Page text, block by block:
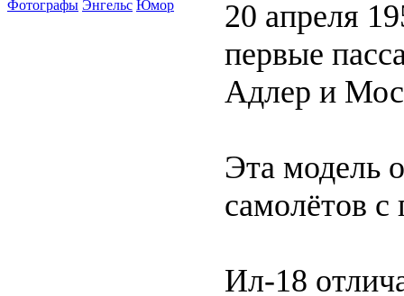
Фотографы Энгельс Юмор
20 апреля
первые
Адлер и
Эта модель
самолётов
Ил-18